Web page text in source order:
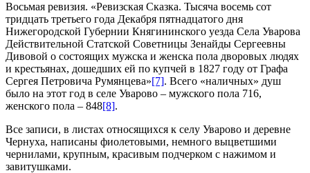
Восьмая ревизия. «Ревизская Сказка. Тысяча восемь сот
тридцать третьего года Декабря пятнадцатого дня
Нижегородской Губернии Княгининского уезда Села Уварова
Действительной Статской Советницы Зенайды Сергеевны
Дивовой о состоящих мужска и женска пола дворовых людях
и крестьянах, дошедших ей по купчей в 1827 году от Графа
Сергея Петровича Румянцева»[7]. Всего «наличных» душ
было на этот год в селе Уварово – мужского пола 716,
женского пола – 848[8].
Все записи, в листах относящихся к селу Уварово и деревне
Чернуха, написаны фиолетовыми, немного выцветшими
чернилами, крупным, красивым подчерком с нажимом и
завитушками.